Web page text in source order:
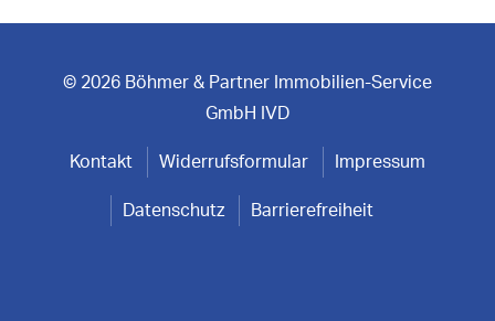
© 2026 Böhmer & Partner Immobilien-Service
GmbH IVD
Kontakt Widerrufsformular Impressum
Datenschutz Barrierefreiheit